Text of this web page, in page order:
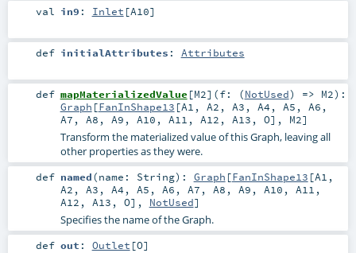
val in9 : Inlet [A10]
def initialAttributes : Attributes
def mapMaterializedValue [M2] (f: (NotUsed) => M2) :
Graph [FanInShape13 [A1 , A2 , A3 , A4 , A5 , A6 ,
A7 , A8 , A9 , A10 , A11 , A12 , A13 , O], M2]
Transform the materialized value of this Graph, leaving all
other properties as they were.
def named(name: String) : Graph [FanInShape13 [A1 ,
A2 , A3 , A4 , A5 , A6 , A7 , A8 , A9 , A10 , A11 ,
A12 , A13 , O], NotUsed]
Specifies the name of the Graph.
def out : Outlet [O]